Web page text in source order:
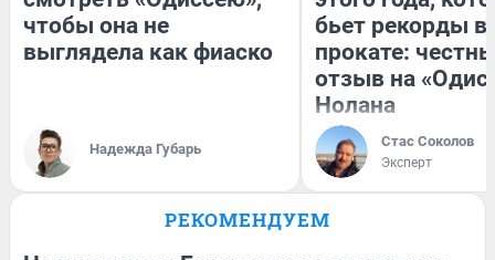
чтобы она не
выглядела как фиаско
Надежда Губарь
бьет рекорды в
прокате:
отзыв на
Нолана
Стас Соколов
Эксперт
РЕКОМЕНДУЕМ